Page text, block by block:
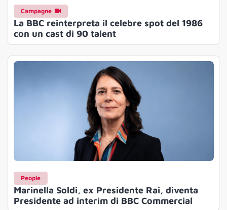
Campagne
La BBC reinterpreta il celebre spot del 1986
con un cast di 90 talent
People
Marinella Soldi, ex Presidente Rai, diventa
Presidente ad interim di BBC Commercial